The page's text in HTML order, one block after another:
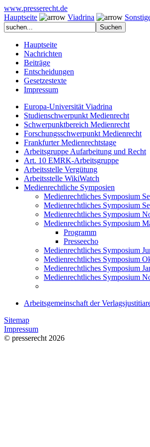
www.presserecht.de
Hauptseite
Viadrina
Hauptseite
Nachrichten
Beiträge
Entscheidungen
Gesetzestexte
Impressum
Europa-Universität Viadrina
Studienschwerpunkt Medienrecht
Schwerpunktbereich Medienrecht
Forschungsschwerpunkt Medienrecht
Frankfurter Medienrechtstage
Arbeitsgruppe Aufarbeitung und Recht
Art. 10 EMRK-Arbeitsgruppe
Arbeitsstelle Vergütung
Arbeitsstelle WikiWatch
Medienrechtliche Symposien
Medienrechtliches Symposium
Medienrechtliches Symposium
Medienrechtliches Symposium
Medienrechtliches Symposium
Programm
Presseecho
Medienrechtliches Symposium
Medienrechtliches Symposium
Medienrechtliches Symposium
Medienrechtliches Symposium
Arbeitsgemeinschaft der
Sitemap
Impressum
© presserecht 2026